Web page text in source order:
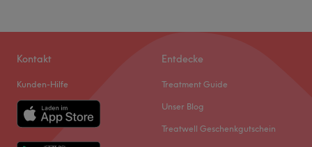
Kontakt
Kunden-Hilfe
Entdecke
Treatment Guide
Unser Blog
Treatwell Geschenkgutschein